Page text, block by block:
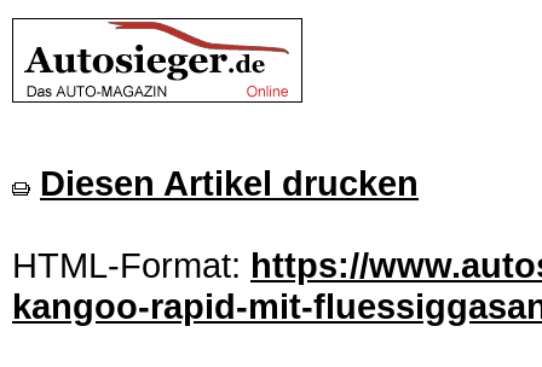
Diesen Artikel drucken
HTML-Format: https://
kangoo-rapid-mit-